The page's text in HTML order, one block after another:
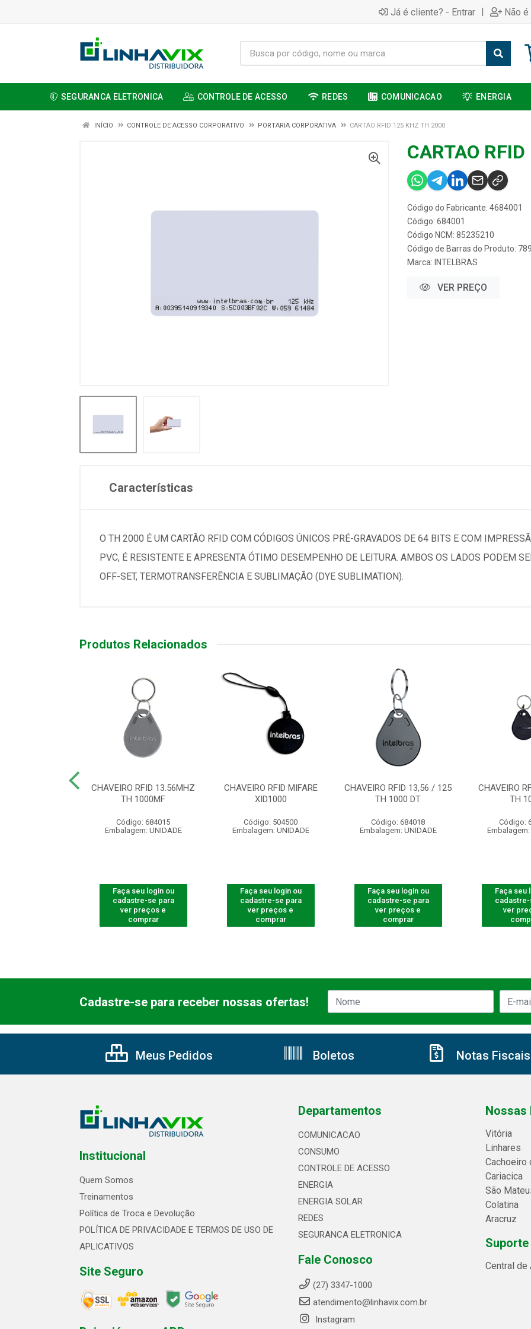
Já é cliente? - Entrar | Não
SEGURANCA ELETRONICA CONTROLE DE ACESSO REDES COMUNICACAO ENERGIA
INÍCIO CONTROLE DE ACESSO CORPORATIVO PORTARIA CORPORATIVA CARTAO RFID 125 KHZ TH 2000
CARTAO
Código do Fabricante: 4684001
Código: 684001
Código NCM: 85235210
Código de Barras do Produto:
Marca: INTELBRAS
VER PREÇO
Características
O TH 2000 É UM CARTÃO RFID COM CÓDIGOS ÚNICOS PRÉ-GRAVADOS DE 64 BITS E COM
PVC, É RESISTENTE E APRESENTA ÓTIMO DESEMPENHO DE LEITURA. AMBOS OS LADOS PODEM
OFF-SET, TERMOTRANSFERÊNCIA E SUBLIMAÇÃO (DYE SUBLIMATION).
Produtos Relacionados
CHAVEIRO RFID 13.56MHZ
TH 1000MF
Código: 684015
Embalagem: UNIDADE
Faça seu login ou
cadastre-se para
ver preços e
comprar
CHAVEIRO RFID MIFARE
XID1000
Código: 504500
Embalagem: UNIDADE
Faça seu login ou
cadastre-se para
ver preços e
comprar
CHAVEIRO RFID 13,56 / 125
TH 1000 DT
Código: 684018
Embalagem: UNIDADE
Faça seu login ou
cadastre-se para
ver preços e
comprar
CHAVEIRO
TH
Código:
Embalagem:
Faça seu
ver
Cadastre-se para receber nossas ofertas!
Meus Pedidos Boletos Notas Fiscais
Institucional
Quem Somos
Treinamentos
Política de Troca e Devolução
POLÍTICA DE PRIVACIDADE E TERMOS DE USO DE
APLICATIVOS
Site Seguro
Departamentos
COMUNICACAO
CONSUMO
CONTROLE DE ACESSO
ENERGIA
ENERGIA SOLAR
REDES
SEGURANCA ELETRONICA
Fale Conosco
(27) 3347-1000
atendimento@linhavix.com.br
Instagram
Nossas
Vitória
Linhares
Cachoeiro
Cariacica
São
Colatina
Aracruz
Central de